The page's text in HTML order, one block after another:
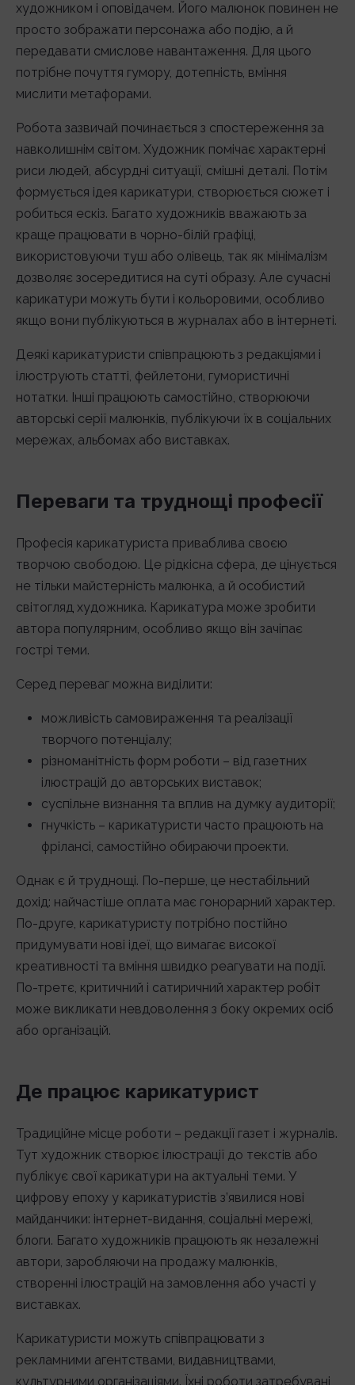
художником і оповідачем. Його малюнок повинен не
просто зображати персонажа або подію, а й
передавати смислове навантаження. Для цього
потрібне почуття гумору, дотепність, вміння
мислити метафорами.
Робота зазвичай починається з спостереження за
навколишнім світом. Художник помічає характерні
риси людей, абсурдні ситуації, смішні деталі. Потім
формується ідея карикатури, створюється сюжет і
робиться ескіз. Багато художників вважають за
краще працювати в чорно-білій графіці,
використовуючи туш або олівець, так як мінімалізм
дозволяє зосередитися на суті образу. Але сучасні
карикатури можуть бути і кольоровими, особливо
якщо вони публікуються в журналах або в інтернеті.
Деякі карикатуристи співпрацюють з редакціями і
ілюструють статті, фейлетони, гумористичні
нотатки. Інші працюють самостійно, створюючи
авторські серії малюнків, публікуючи їх в соціальних
мережах, альбомах або виставках.
Переваги та труднощі професії
Професія карикатуриста приваблива своєю
творчою свободою. Це рідкісна сфера, де цінується
не тільки майстерність малюнка, а й особистий
світогляд художника. Карикатура може зробити
автора популярним, особливо якщо він зачіпає
гострі теми.
Серед переваг можна виділити:
можливість самовираження та реалізації
творчого потенціалу;
різноманітність форм роботи – від газетних
ілюстрацій до авторських виставок;
суспільне визнання та вплив на думку аудиторії;
гнучкість – карикатуристи часто працюють на
фрілансі, самостійно обираючи проекти.
Однак є й труднощі. По-перше, це нестабільний
дохід: найчастіше оплата має гонорарний характер.
По-друге, карикатуристу потрібно постійно
придумувати нові ідеї, що вимагає високої
креативності та вміння швидко реагувати на події.
По-третє, критичний і сатиричний характер робіт
може викликати невдоволення з боку окремих осіб
або організацій.
Де працює карикатурист
Традиційне місце роботи – редакції газет і журналів.
Тут художник створює ілюстрації до текстів або
публікує свої карикатури на актуальні теми. У
цифрову епоху у карикатуристів з’явилися нові
майданчики: інтернет-видання, соціальні мережі,
блоги. Багато художників працюють як незалежні
автори, заробляючи на продажу малюнків,
створенні ілюстрацій на замовлення або участі у
виставках.
Карикатуристи можуть співпрацювати з
рекламними агентствами, видавництвами,
культурними організаціями. Їхні роботи затребувані